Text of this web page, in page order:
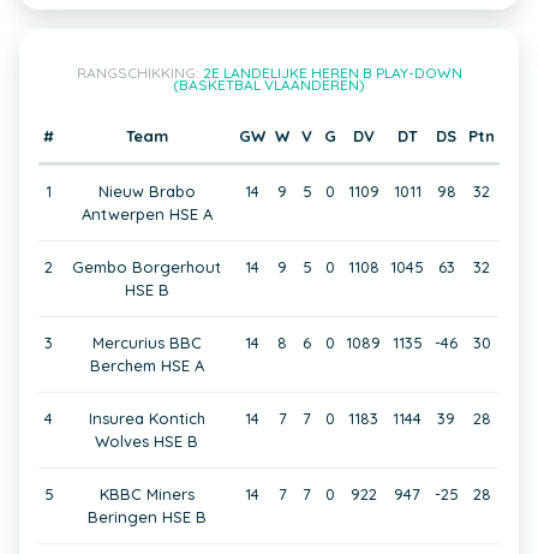
RANGSCHIKKING: 2E LANDELIJKE HEREN B PLAY-DOWN
(BASKETBAL VLAANDEREN)
# Team GW W V G DV DT DS Ptn
1
Nieuw Brabo
Antwerpen HSE A
14 9 5 0 1109 1011 98 32
2
Gembo Borgerhout
HSE B
14 9 5 0 1108 1045 63 32
3
Mercurius BBC
Berchem HSE A
14 8 6 0 1089 1135 -46 30
4
Insurea Kontich
Wolves HSE B
14 7 7 0 1183 1144 39 28
5
KBBC Miners
Beringen HSE B
14 7 7 0 922 947 -25 28